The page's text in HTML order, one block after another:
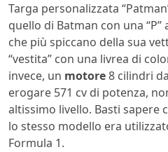
Targa personalizzata
quello di Batman con una
che più spiccano della sua
“vestita” con una livrea di
invece, un motore8 cilindri
erogare 571 cv di potenza,
altissimo livello. Basti sapere
lo stesso modello era
Formula 1.